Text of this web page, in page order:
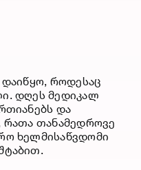
დაიწყო, როდესაც
დღეს მედიკალ
და
რათა თანამედროვე
ხელმისაწვდომი